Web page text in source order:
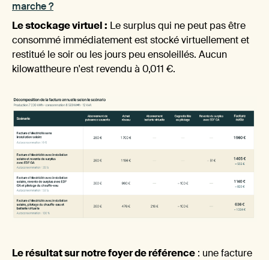
du
marche ?
Le stockage virtuel : Le surplus qui ne peut pas être
consommé immédiatement est stocké virtuellement et
restitué le soir ou les jours peu ensoleillés. Aucun
kilowattheure n'est revendu à 0,011 €.
Le résultat sur notre foyer de référence : une facture